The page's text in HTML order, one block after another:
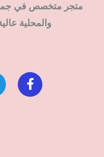
متجر متخصص في
والمحلية